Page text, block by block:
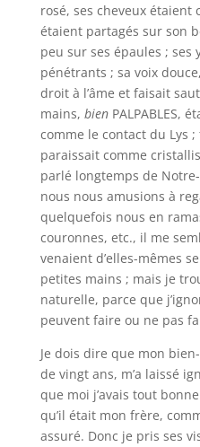
rosé, ses cheveux
étaient partagés sur son
peu sur ses épaules ; ses
pénétrants ; sa voix
droit à l’âme et faisait
mains, bienPALPABLES,
comme le contact du Lys
paraissait comme
parlé longtemps de
nous nous amusions à
quelquefois nous en
couronnes, etc., il me
venaient d’elles-mêmes
petites mains ; mais je
naturelle, parce que
peuvent faire ou ne pas
Je dois dire que mon
de vingt ans, m’a laissé
que moi j’avais tout
qu’il était mon frère,
assuré. Donc je pris ses